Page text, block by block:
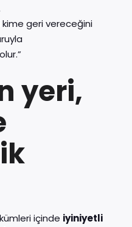
geri vereceğini
yeri,
içinde iyiniyetli